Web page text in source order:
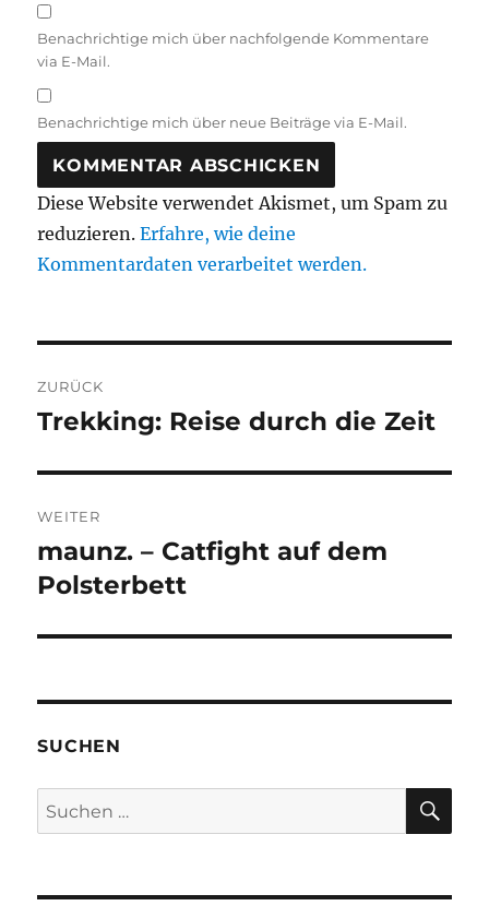
Benachrichtige mich über nachfolgende Kommentare
via E-Mail.
Benachrichtige mich über neue Beiträge via E-Mail.
Diese Website verwendet Akismet, um Spam zu
reduzieren.Erfahre, wie deine
Kommentardaten verarbeitet werden.
ZURÜCK
Vorheriger
Trekking: Reise durch die Zeit
WEITER
Nächster
Beitrag:
maunz. – Catfight auf dem
Polsterbett
SUCHEN
Suchen
nach: